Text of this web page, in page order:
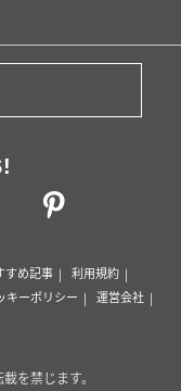
すめ記事
利用規約
キーポリシー
運営会社
を禁じます。